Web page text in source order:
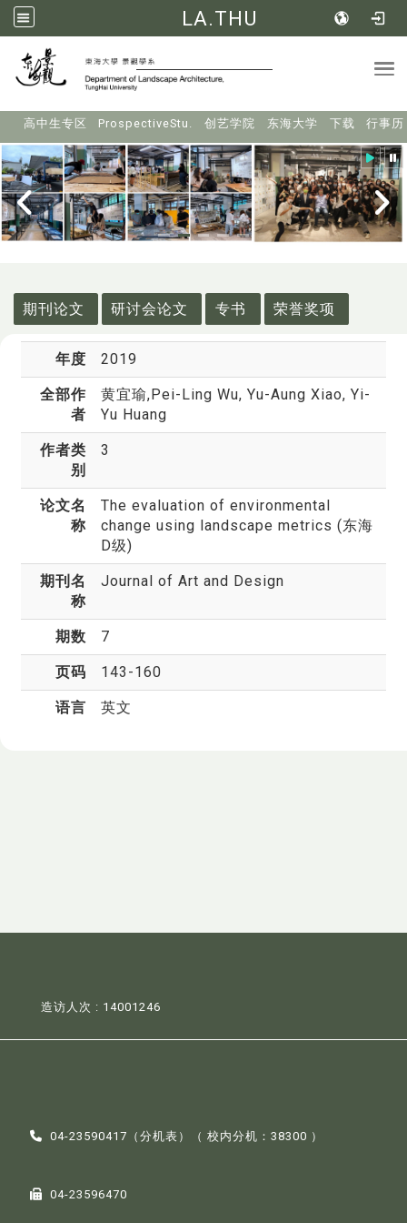
LA.THU
高中生专区 ProspectiveStu. 创艺学院 东海大学 下载 行事历
期刊论文
研讨会论文 专书 荣誉奖项
年度 2019
全部作
者
黄宜瑜,Pei-Ling Wu, Yu-Aung Xiao, Yi-
Yu Huang
作者类
别
3
论文名
称
The evaluation of environmental
change using landscape metrics (东海
D级)
期刊名
称
Journal of Art and Design
期数 7
页码 143-160
语言 英文
造访人次 : 14001246
04-23590417（分机表 ）（ 校内分机：38300 ）
04-23596470